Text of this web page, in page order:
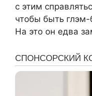
с этим
чтобы быть
На это он едва